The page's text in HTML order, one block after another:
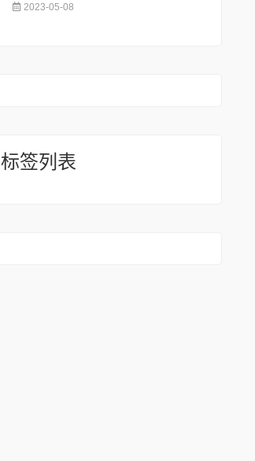
2023-05-08
标签列表